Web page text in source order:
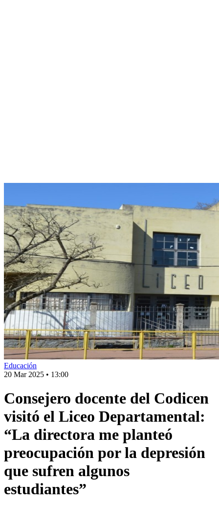
Educación
20 Mar 2025 • 13:00
Consejero docente del Codicen
visitó el Liceo Departamental:
“La directora me planteó
preocupación por la depresión
que sufren algunos
estudiantes”